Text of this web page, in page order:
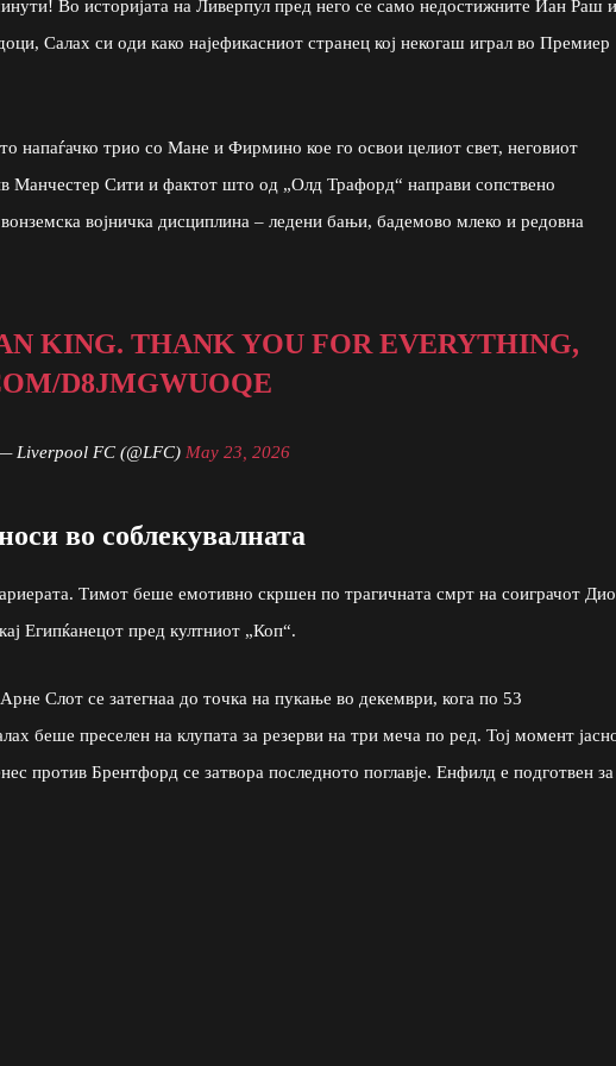
Во историјата на Ливерпул пред него се само недостижните Иан Раш и
Салах си оди како најефикасниот странец кој некогаш играл во Премиер
напаѓачко трио со Мане и Фирмино кое го освои целиот свет, неговиот
Манчестер Сити и фактот што од „Олд Трафорд“ направи сопствено
војничка дисциплина – ледени бањи, бадемово млеко и редовна
KING. THANK YOU FOR EVERYTHING,
D8JMGWUOQE
Liverpool FC (@LFC) May 23, 2026
во соблекувалната
Тимот беше емотивно скршен по трагичната смрт на соиграчот
Египќанецот пред култниот „Коп“.
Слот се затегнаа до точка на пукање во декември, кога по 53
беше преселен на клупата за резерви на три меча по ред. Тој момент
против Брентфорд се затвора последното поглавје. Енфилд е подготвен за